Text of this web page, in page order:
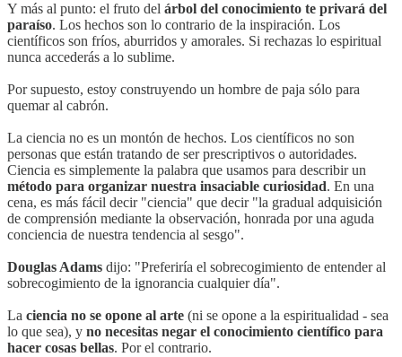
Y más al punto: el fruto del árbol del conocimiento te privará del
paraíso. Los hechos son lo contrario de la inspiración. Los
científicos son fríos, aburridos y amorales. Si rechazas lo espiritual
nunca accederás a lo sublime.
Por supuesto, estoy construyendo un hombre de paja sólo para
quemar al cabrón.
La ciencia no es un montón de hechos. Los científicos no son
personas que están tratando de ser prescriptivos o autoridades.
Ciencia es simplemente la palabra que usamos para describir un
método para organizar nuestra insaciable curiosidad. En una
cena, es más fácil decir "ciencia" que decir "la gradual adquisición
de comprensión mediante la observación, honrada por una aguda
conciencia de nuestra tendencia al sesgo".
Douglas Adams dijo: "Preferiría el sobrecogimiento de entender al
sobrecogimiento de la ignorancia cualquier día".
La ciencia no se opone al arte (ni se opone a la espiritualidad - sea
lo que sea), y no necesitas negar el conocimiento científico para
hacer cosas bellas. Por el contrario.